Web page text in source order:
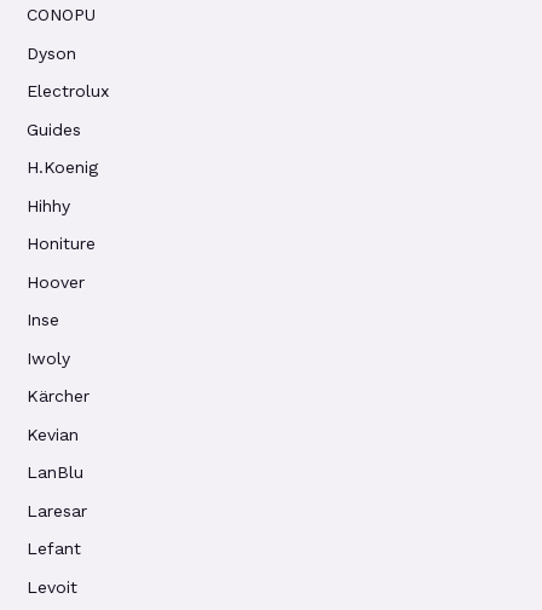
CONOPU
Dyson
Electrolux
Guides
H.Koenig
Hihhy
Honiture
Hoover
Inse
Iwoly
Kärcher
Kevian
LanBlu
Laresar
Lefant
Levoit